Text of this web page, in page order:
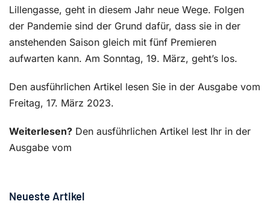
Lillengasse, geht in diesem Jahr neue Wege. Folgen
der Pandemie sind der Grund dafür, dass sie in der
anstehenden Saison gleich mit fünf Premieren
aufwarten kann. Am Sonntag, 19. März, geht’s los.
Den ausführlichen Artikel lesen Sie in der Ausgabe vom
Freitag, 17. März 2023.
Weiterlesen? Den ausführlichen Artikel lest Ihr in der
Ausgabe vom
Neueste Artikel